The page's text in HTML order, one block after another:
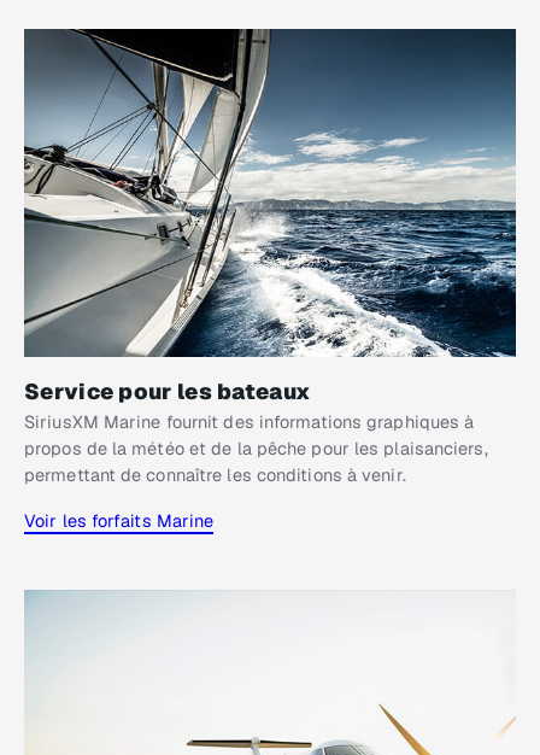
Service pour les bateaux
SiriusXM Marine fournit des informations graphiques à
propos de la météo et de la pêche pour les plaisanciers,
permettant de connaître les conditions à venir.
Voir les forfaits Marine